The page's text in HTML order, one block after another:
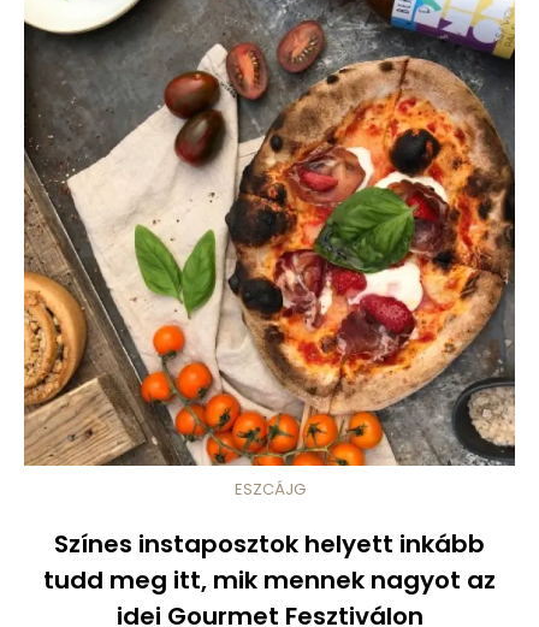
ESZCÁJG
Színes instaposztok helyett inkább
tudd meg itt, mik mennek nagyot az
idei Gourmet Fesztiválon